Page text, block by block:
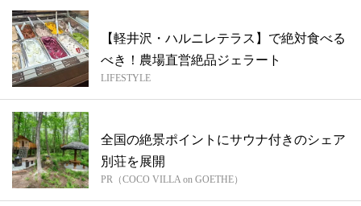
【軽井沢・ハルニレテラス】で絶対食べる
べき！農場直営絶品ジェラート
LIFESTYLE
全国の絶景ポイントにサウナ付きのシェア
別荘を展開
PR（COCO VILLA on GOETHE）